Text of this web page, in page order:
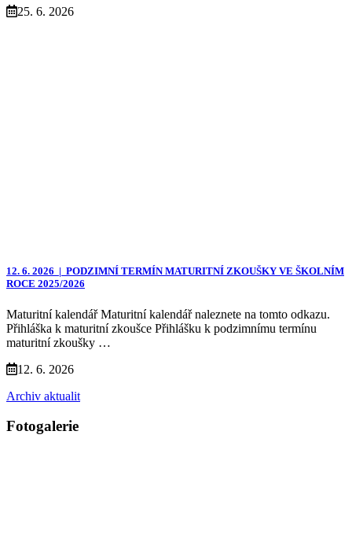
25. 6. 2026
12. 6. 2026 | PODZIMNÍ TERMÍN MATURITNÍ ZKOUŠKY VE ŠKOLNÍM
ROCE 2025/2026
Maturitní kalendář Maturitní kalendář naleznete na tomto odkazu.
Přihláška k maturitní zkoušce Přihlášku k podzimnímu termínu
maturitní zkoušky …
12. 6. 2026
Archiv aktualit
Fotogalerie